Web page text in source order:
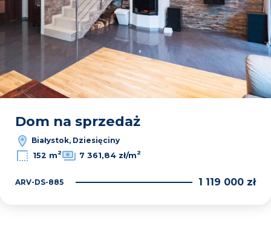
Dom na sprzedaż
Białystok, Dziesięciny
152 m2 7 361,84 zł/m2
ARV-DS-885 1 119 000 zł